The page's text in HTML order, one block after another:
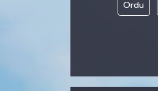
Ordu